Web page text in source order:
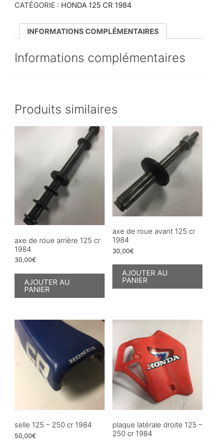
CR
CATÉGORIE : HONDA 125 CR 1984
INFORMATIONS COMPLÉMENTAIRES
Informations complémentaires
Produits similaires
axe de roue arrière 125 cr
1984
30,00€
AJOUTER AU
PANIER
axe de roue avant 125 cr
1984
30,00€
AJOUTER AU
PANIER
selle 125 – 250 cr 1984
50,00€
plaque latérale droite 125 –
250 cr 1984